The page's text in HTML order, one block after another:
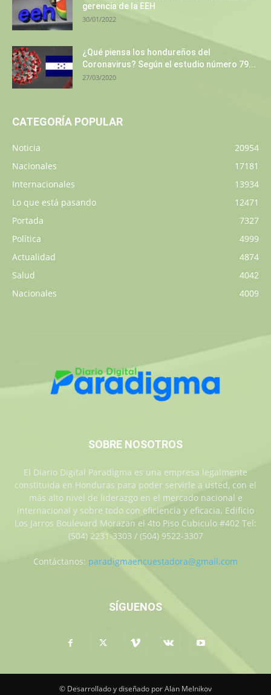
gerencia de la EEH
30/01/2022
¿Qué piensa los hondureños del
Coronavirus? Según el estudio número 79...
27/03/2020
CATEGORÍA POPULAR
Noticia
20954
Nacionales
17181
Internacionales
13934
Lo que está pasando
12471
Portada
7327
Política
4999
Actualidad
4874
Salud
4042
Nacionales
4009
SOBRE NOSOTROS
El Diario Digital Paradigma es una empresa legalmente
constituida en Honduras para poder servirle a usted, con el
más alto nivel de liderazgo en el mercado nacional e
internacional y sobre todo con eficiencia y eficacia. Edificio
Los Jarros Boulevard Morazan el 4to Piso Cubiculo #402 Tel:
(504) 2231-3303 / (504) 9522-3307
Contáctanos: paradigmaencuestadora@gmail.com
SÍGUENOS
© Desarrollado y diseñado por Alan Melnikov